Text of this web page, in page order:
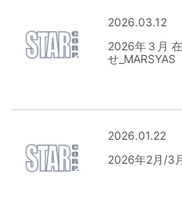
2026.03.12
2026年３月
せ_MARSYAS
2026.01.22
2026年2月/3